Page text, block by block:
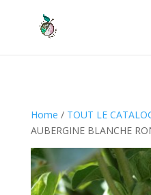
Home / TOUT LE
AUBERGINE BLANCHE